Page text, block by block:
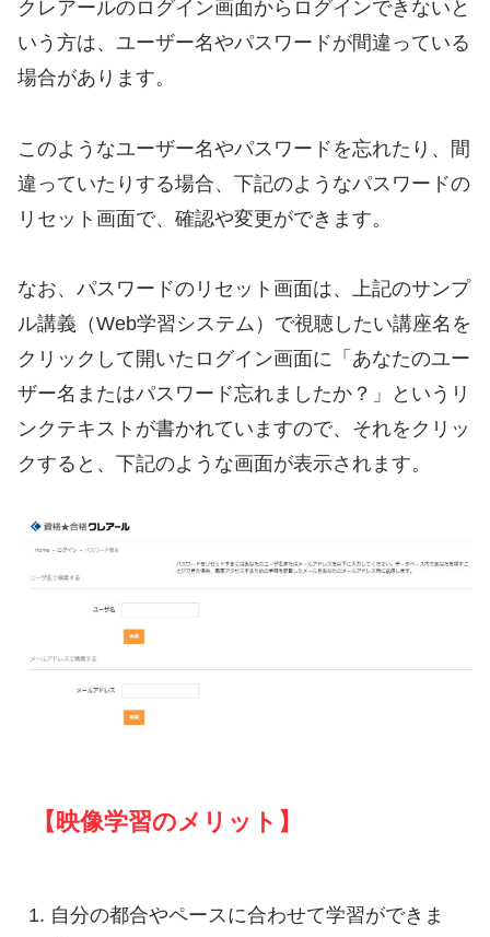
クレアールのログイン画面からログインできないと
いう方は、ユーザー名やパスワードが間違っている
場合があります。
このようなユーザー名やパスワードを忘れたり、間
違っていたりする場合、下記のようなパスワードの
リセット画面で、確認や変更ができます。
なお、パスワードのリセット画面は、上記のサンプ
ル講義（Web学習システム）で視聴したい講座名を
クリックして開いたログイン画面に「あなたのユー
ザー名またはパスワード忘れましたか？」というリ
ンクテキストが書かれていますので、それをクリッ
クすると、下記のような画面が表示されます。
【映像学習のメリット】
自分の都合やペースに合わせて学習ができま